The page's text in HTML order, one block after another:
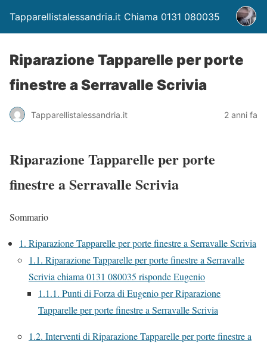
Tapparellistalessandria.it Chiama 0131 080035
Riparazione Tapparelle per porte
finestre a Serravalle Scrivia
Tapparellistalessandria.it 2 anni fa
Riparazione Tapparelle per porte
finestre a Serravalle Scrivia
Sommario
1. Riparazione Tapparelle per porte finestre a Serravalle Scrivia
1.1. Riparazione Tapparelle per porte finestre a Serravalle
Scrivia chiama 0131 080035 risponde Eugenio
1.1.1. Punti di Forza di Eugenio per Riparazione
Tapparelle per porte finestre a Serravalle Scrivia
1.2. Interventi di Riparazione Tapparelle per porte finestre a